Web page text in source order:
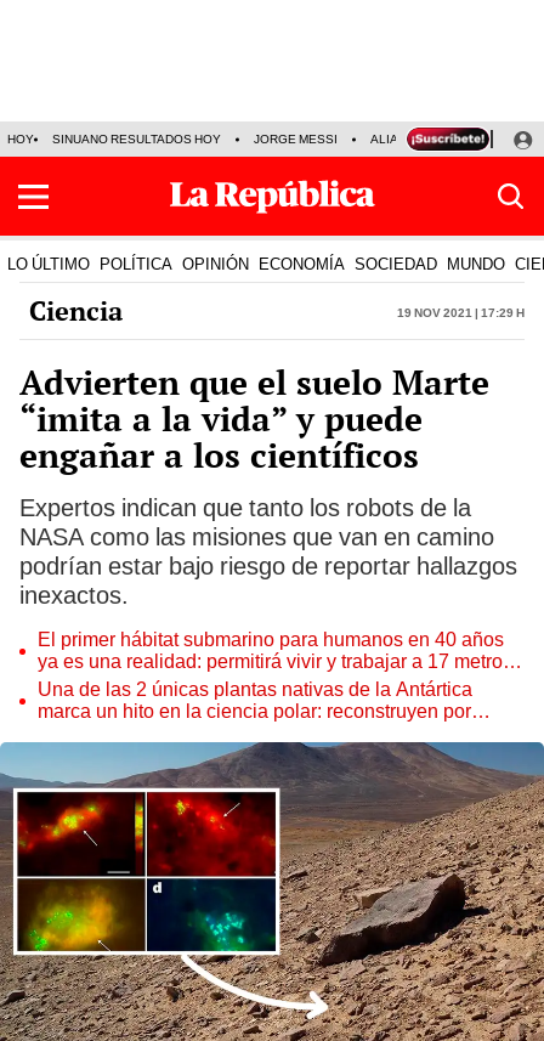
HOY SINUANO RESULTADOS HOY JORGE MESSI ALIANZA LIMA VS SPORT
LO ÚLTIMO POLÍTICA OPINIÓN ECONOMÍA SOCIEDAD MUNDO
Ciencia 19 Nov 2021 | 17:29 h
Advierten que el suelo Marte
“imita a la vida” y puede
engañar a los científicos
Expertos indican que tanto los robots de la
NASA como las misiones que van en camino
podrían estar bajo riesgo de reportar hallazgos
inexactos.
El primer hábitat submarino para humanos en 40 años
ya es una realidad: permitirá vivir y trabajar a 17 metros
de profundidad
Una de las 2 únicas plantas nativas de la Antártica
marca un hito en la ciencia polar: reconstruyen por